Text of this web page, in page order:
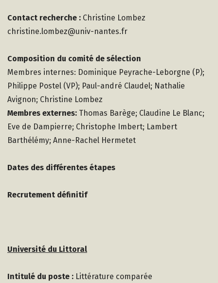
Contact recherche : Christine Lombez
christine.lombez@univ-nantes.fr
Composition du comité de sélection
Membres internes: Dominique Peyrache-Leborgne (P);
Philippe Postel (VP); Paul-andré Claudel; Nathalie
Avignon; Christine Lombez
Membres externes: Thomas Barège; Claudine Le Blanc;
Eve de Dampierre; Christophe Imbert; Lambert
Barthélémy; Anne-Rachel Hermetet
Dates des différentes étapes
Recrutement définitif
Université du Littoral
Intitulé du poste : Littérature comparée